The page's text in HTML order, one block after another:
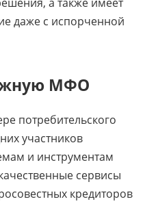
даже с испорченной
МФО
потребительского
участников
и инструментам
сервисы
кредиторов